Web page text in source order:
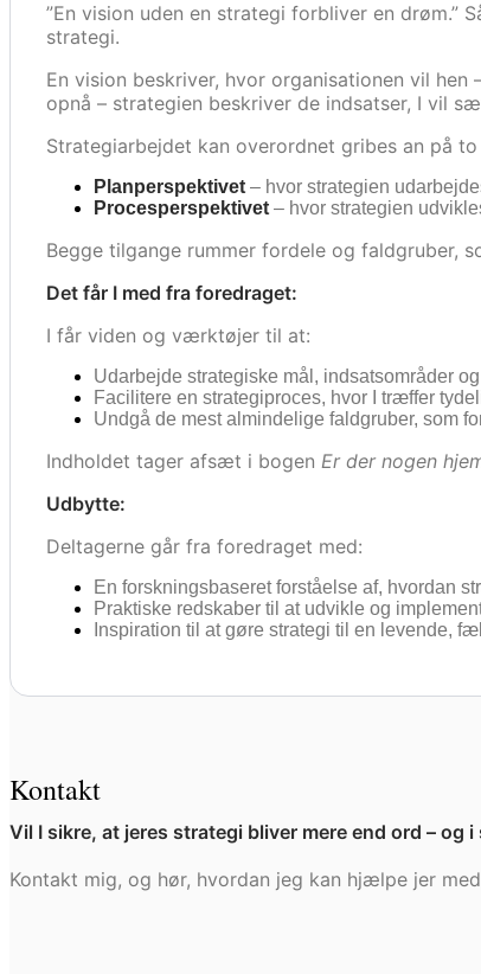
”En vision uden en strategi forbliver en drøm.”
strategi.
En vision beskriver, hvor organisationen vil
opnå – strategien beskriver de indsatser, I vil
Strategiarbejdet kan overordnet gribes an på to
Planperspektivet – hvor strategien
Procesperspektivet – hvor strategien
Begge tilgange rummer fordele og faldgruber,
Det får I med fra foredraget:
I får viden og værktøjer til at:
Udarbejde strategiske mål, indsatsområder
Facilitere en strategiproces, hvor I træffer
Undgå de mest almindelige faldgruber, som
Indholdet tager afsæt i bogen Er der nogen
Udbytte:
Deltagerne går fra foredraget med:
En forskningsbaseret forståelse af, hvordan
Praktiske redskaber til at udvikle og
Inspiration til at gøre strategi til en levende,
Kontakt
Vil I sikre, at jeres strategi bliver mere end ord –
Kontakt mig, og hør, hvordan jeg kan hjælpe jer